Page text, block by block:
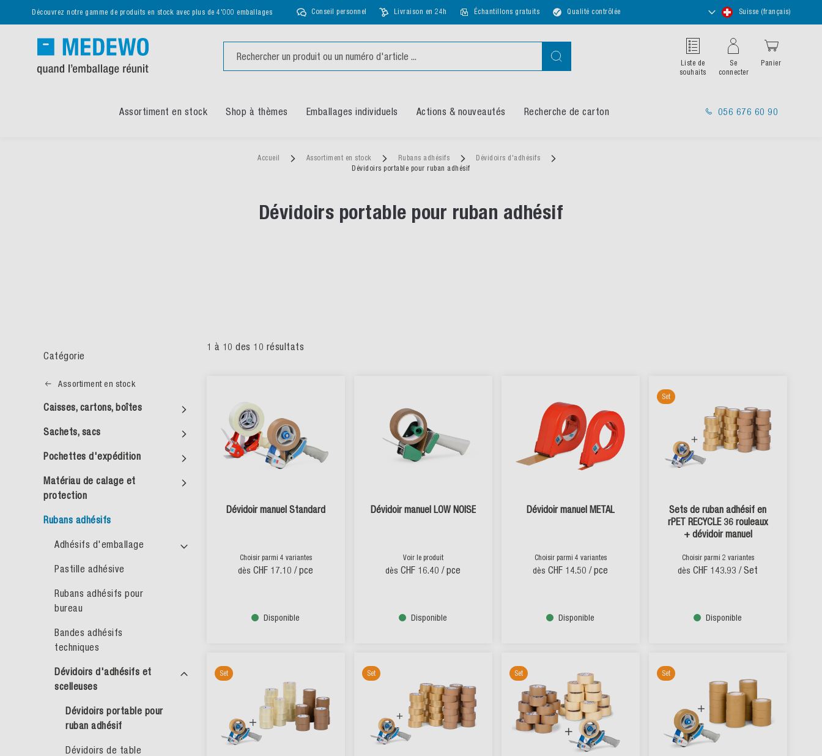
Découvrez notre gamme de produits en stock avec plus de 4'000 emballages Conseil personnel Livraison en 24h Échantillons gratuits Qualité contrôlée
Choisir
Suisse (français)
Chercher
Liste de
souhaits
Se
connecter
Panier
Assortiment en stock Shop à thèmes Emballages individuels Actions & nouveautés Recherche de carton 056 676 60 90
Accueil Assortiment en stock Rubans adhésifs
Dévidoirs d'adhésifs
Dévidoirs portable pour ruban adhésif
Dévidoirs portable pour ruban adhésif
1 à 10 des 10 résultats
Dévidoir manuel Standard
Choisir parmi 4 variantes
dès CHF 17.10 / pce
Disponible
Dévidoir manuel LOW NOISE
Voir le produit
dès CHF 16.40 / pce
Disponible
Dévidoir manuel METAL
Choisir parmi 4 variantes
dès CHF 14.50 / pce
Disponible
Set
Sets de ruban adhésif en
rPET RECYCLE 36 rouleaux
+ dévidoir manuel
Choisir parmi 2 variantes
dès CHF 143.93 / Set
Disponible
Set Set Set Set
Catégorie
Assortiment en stock
Caisses, cartons, boîtes
Sachets, sacs
Pochettes d'expédition
Matériau de calage et
protection
Rubans adhésifs
Adhésifs d'emballage
Pastille adhésive
Rubans adhésifs pour
bureau
Bandes adhésifs
techniques
Dévidoirs d'adhésifs et
scelleuses
Dévidoirs portable pour
ruban adhésif
Dévidoirs de table